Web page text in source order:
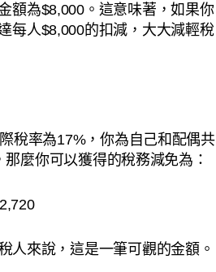
額為$8,000。這意味著，如果你
每人$8,000的扣減，大大減輕稅
稅率為17%，你為自己和配偶共
麼你可以獲得的稅務減免為：
人來說，這是一筆可觀的金額。